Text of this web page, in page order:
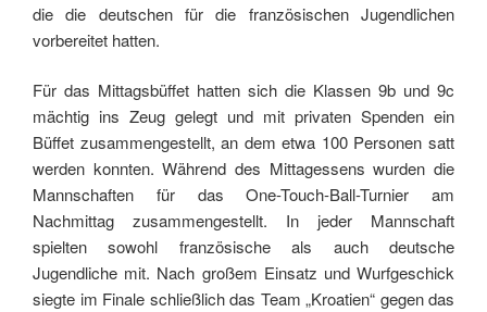
die die deutschen für die französischen Jugendlichen
vorbereitet hatten.
Für das Mittagsbüffet hatten sich die Klassen 9b und 9c
mächtig ins Zeug gelegt und mit privaten Spenden ein
Büffet zusammengestellt, an dem etwa 100 Personen satt
werden konnten. Während des Mittagessens wurden die
Mannschaften für das One-Touch-Ball-Turnier am
Nachmittag zusammengestellt. In jeder Mannschaft
spielten sowohl französische als auch deutsche
Jugendliche mit. Nach großem Einsatz und Wurfgeschick
siegte im Finale schließlich das Team „Kroatien“ gegen das